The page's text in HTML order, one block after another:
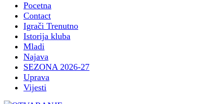
Pocetna
Contact
Igrači Trenutno
Istorija kluba
Mladi
Najava
SEZONA 2026-27
Uprava
Vijesti